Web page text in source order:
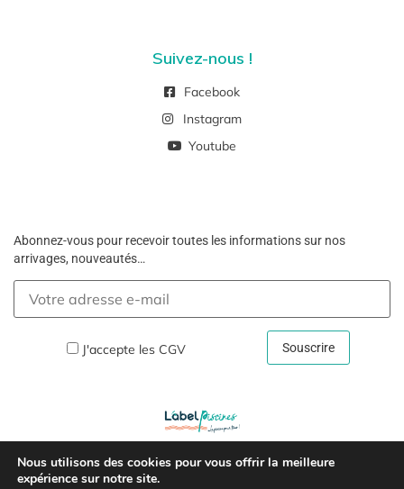
Suivez-nous !
Facebook
Instagram
Youtube
Abonnez-vous pour recevoir toutes les informations sur nos
arrivages, nouveautés…
J'accepte les CGV
Copyright © 2026 –
Nous utilisons des cookies pour vous offrir la meilleure
expérience sur notre site.